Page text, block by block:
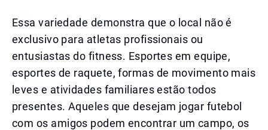
Essa variedade demonstra que o local não é
exclusivo para atletas profissionais ou
entusiastas do fitness. Esportes em equipe,
esportes de raquete, formas de movimento mais
leves e atividades familiares estão todos
presentes. Aqueles que desejam jogar futebol
com os amigos podem encontrar um campo, os